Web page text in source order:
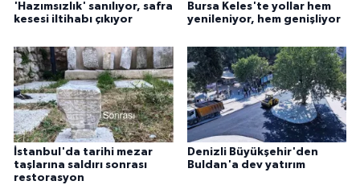
'Hazımsızlık' sanılıyor, safra
kesesi iltihabı çıkıyor
Bursa Keles'te yollar hem
yenileniyor, hem genişliyor
İstanbul'da tarihi mezar
taşlarına saldırı sonrası
restorasyon
Denizli Büyükşehir'den
Buldan'a dev yatırım